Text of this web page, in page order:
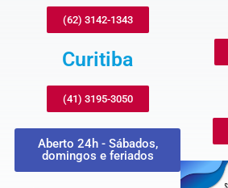
(62) 3142-1343
Curitiba
(41) 3195-3050
Aberto 24h - Sábados,
domingos e feriados